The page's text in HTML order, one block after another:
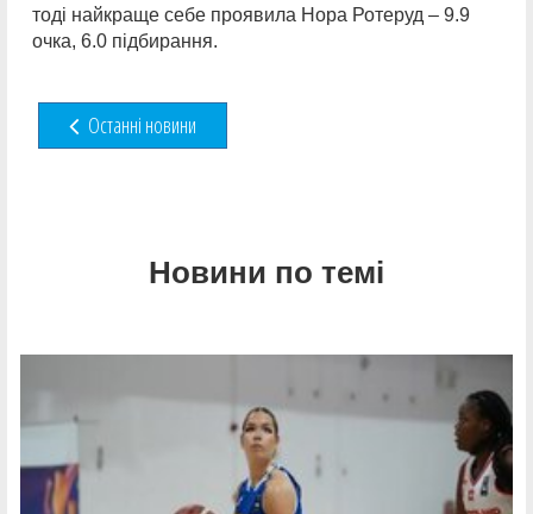
тоді найкраще себе проявила Нора Ротеруд – 9.9
очка, 6.0 підбирання.
Останні новини
Новини по темі